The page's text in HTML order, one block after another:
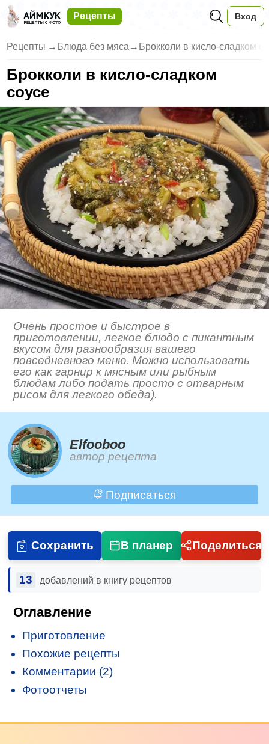
Рецепты Вход
Рецепты → Блюда без мяса → Брокколи в кисло-сладком
Брокколи в кисло-сладком
соусе
Очень простое и быстрое в
приготовлении, легкое блюдо с пикантным
вкусом для разнообразия вашего
повседневного меню. Можно использовать
его как гарнир к мясным или рыбным
блюдам либо подать просто с отварным
рисом для легкого обеда).
Elfooboo
автор рецепта
Подписаться
Сохранить В планер Поделиться
13 добавлений в книгу рецептов
Оглавление
Приготовление
Похожие рецепты
Комментарии (2)
Фотоотчеты